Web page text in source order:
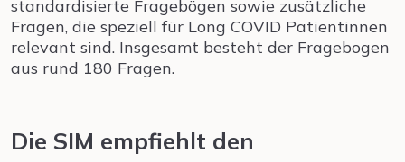
standardisierte Fragebögen sowie zusätzliche
Fragen, die speziell für Long COVID Patientinnen
relevant sind. Insgesamt besteht der Fragebogen
aus rund 180 Fragen.
Die SIM empfiehlt den